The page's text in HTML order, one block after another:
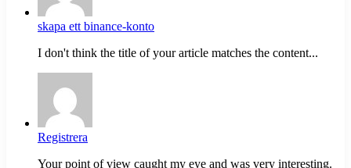
skapa ett binance-konto
I don't think the title of your article matches the content...
Registrera
Your point of view caught my eye and was very interesting.